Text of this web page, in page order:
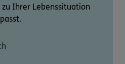
Ihrer Lebenssituation